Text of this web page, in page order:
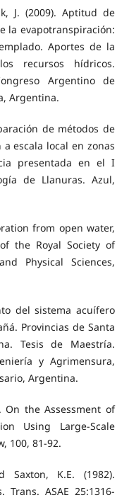
J. (2009). Aptitud de
la evapotranspiración:
Aportes de la
recursos hídricos.
Argentino de
Argentina.
de métodos de
escala local en zonas
presentada en el I
de Llanuras. Azul,
from open water,
the Royal Society of
Physical Sciences,
del sistema acuífero
Provincias de Santa
Tesis de Maestría.
y Agrimensura,
Argentina.
On the Assessment of
Using Large-Scale
100, 81-92.
Saxton, K.E. (1982).
ASAE 25:1316-